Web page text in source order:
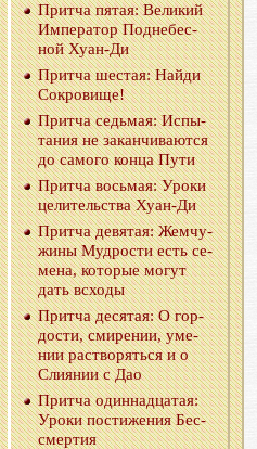
Прит­ча пятая: Ве­ли­кий
Им­пе­ра­тор Под­не­бес­
ной Ху­ан-Ди
Прит­ча ше­стая: Найди
Со­кро­ви­ще!
Прит­ча седь­мая: Ис­пы­
та­ния не за­кан­чи­ва­ют­ся
до са­мо­го конца Пути
Прит­ча вось­мая: Уроки
це­ли­тель­ства Ху­ан-Ди
Прит­ча де­вя­тая: Жем­чу­
жи­ны Муд­ро­сти есть се­
ме­на, ко­то­рые могут
дать всхо­ды
Прит­ча де­ся­тая: О гор­
до­сти, сми­ре­нии, уме­
нии рас­тво­рять­ся и о
Сли­я­нии с Дао
Прит­ча один­на­дца­тая:
Уроки по­сти­же­ния Бес­
смер­тия